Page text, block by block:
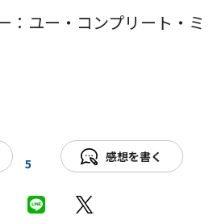
：ユー・コンプリート・ミ
5 感想を書く